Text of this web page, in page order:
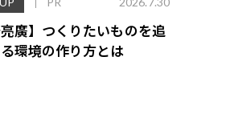
亮廣】つくりたいものを追
環境の作り方とは